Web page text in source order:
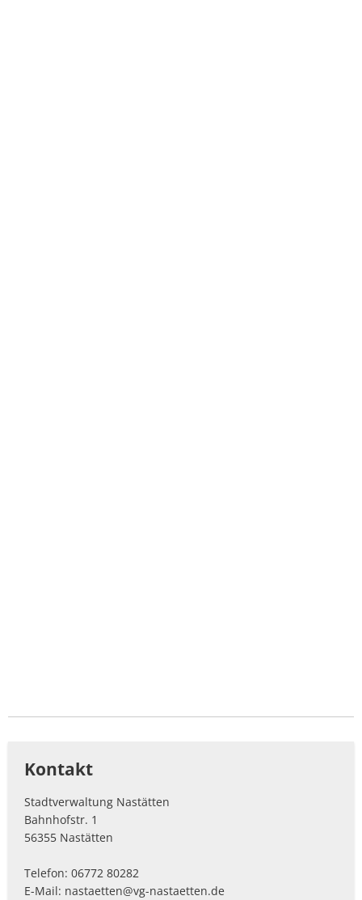
Kontakt
Stadtverwaltung Nastätten
Bahnhofstr. 1
56355 Nastätten
Telefon: 06772 80282
E-Mail: nastaetten@vg-nastaetten.de